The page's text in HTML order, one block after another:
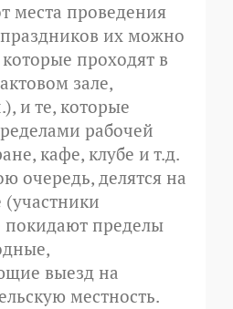
места проведения
их можно
проходят в
зале,
и те, которые
рабочей
кафе, клубе и т.д.
очередь, делятся на
(участники
пределы
выезд на
местность.